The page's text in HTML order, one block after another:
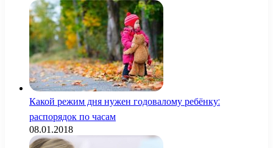
Какой режим дня нужен годовалому ребёнку:
распорядок по часам
08.01.2018